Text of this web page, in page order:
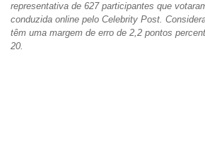
representativa de 627 participantes que
conduzida online pelo Celebrity Post.
têm uma margem de erro de 2,2 pontos
20.